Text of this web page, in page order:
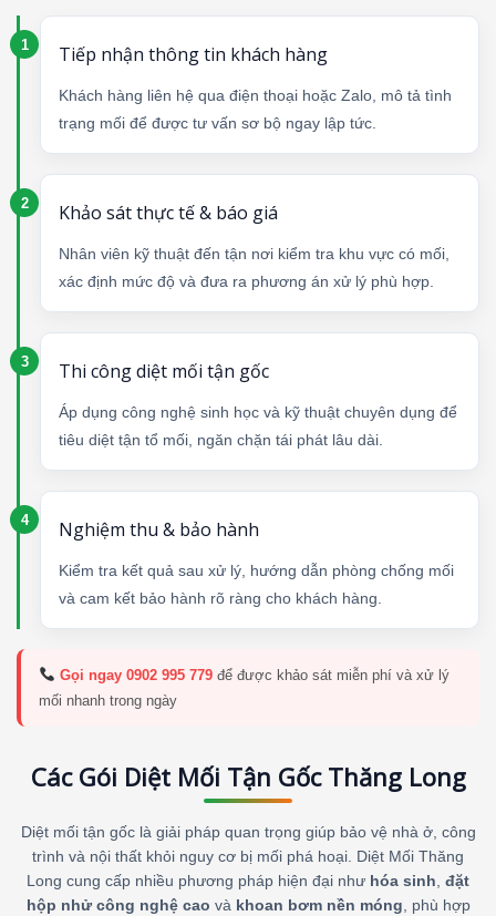
Tiếp nhận thông tin khách hàng
Khách hàng liên hệ qua điện thoại hoặc Zalo, mô tả tình
trạng mối để được tư vấn sơ bộ ngay lập tức.
Khảo sát thực tế & báo giá
Nhân viên kỹ thuật đến tận nơi kiểm tra khu vực có mối,
xác định mức độ và đưa ra phương án xử lý phù hợp.
Thi công diệt mối tận gốc
Áp dụng công nghệ sinh học và kỹ thuật chuyên dụng để
tiêu diệt tận tổ mối, ngăn chặn tái phát lâu dài.
Nghiệm thu & bảo hành
Kiểm tra kết quả sau xử lý, hướng dẫn phòng chống mối
và cam kết bảo hành rõ ràng cho khách hàng.
Gọi ngay 0902 995 779để được khảo sát miễn phí và xử lý
mối nhanh trong ngày
Các Gói Diệt Mối Tận Gốc Thăng Long
Diệt mối tận gốc là giải pháp quan trọng giúp bảo vệ nhà ở, công
trình và nội thất khỏi nguy cơ bị mối phá hoại. Diệt Mối Thăng
Long cung cấp nhiều phương pháp hiện đại như hóa sinh đặt
hộp nhử công nghệ cao và khoan bơm nền móng , phù hợp